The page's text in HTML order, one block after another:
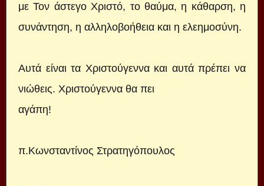
με Τον άστεγο Χριστό, το θαύμα, η κάθαρση, η
συνάντηση, η αλληλοβοήθεια και η ελεημοσύνη.
Αυτά είναι τα Χριστούγεννα και αυτά πρέπει να
νιώθεις. Χριστούγεννα θα πει
αγάπη!
π.Κωνσταντίνος Στρατηγόπουλος